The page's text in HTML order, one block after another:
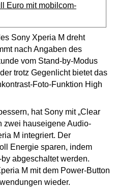
Euro mit mobilcom-
Sony Xperia M dreht
nach Angaben des
vom Stand-by-Modus
trotz Gegenlicht bietet das
Foto-Funktion High
hat Sony mit „Clear
zwei hauseigene Audio-
M integriert. Der
Energie sparen, indem
abgeschaltet werden.
M mit dem Power-Button
wieder.